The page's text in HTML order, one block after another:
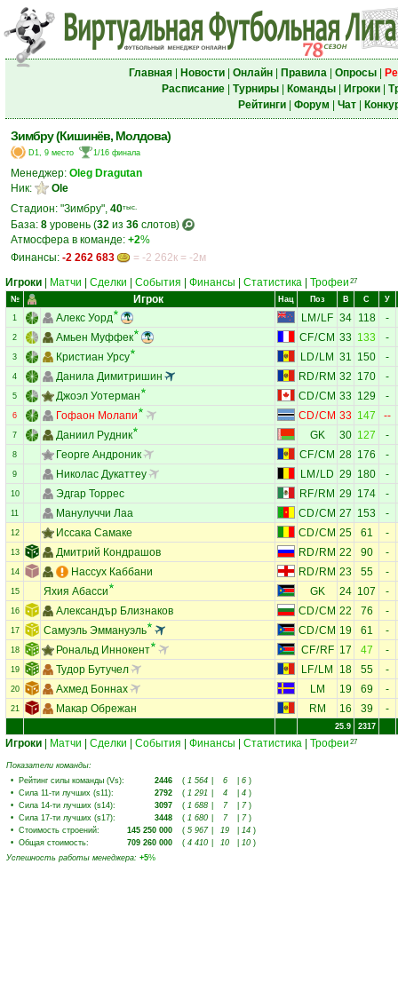
Главная| Новости| Онлайн| Правила| Опросы|
Расписание| Турниры| Команды| Игроки|
Рейтинги| Форум Чат|
Зимбру (Кишинёв, Молдова)
D1, 9 место 1/16 финала
Менеджер: Oleg Dragutan
Ник:
Ole
Стадион: "Зимбру", 40тыс.
База: 8 уровень (32 из 36 слотов)
Атмосфера в команде: +2%
Финансы: -2 262 683
= -2 262к = -2м
Игроки
Матчи Сделки События Финансы Статистика Трофеи 27
№ Игрок Нац Поз В С У
1 Алекс Уорд LM / LF 34 118 -
2 Амьен Муффек CF/CM 33 133 -
3 Кристиан Урсу LD/ LM 31 150 -
4 Данила Димитришин RD/ RM 32 170 -
5 Джоэл Уотерман CD/CM 33 129 -
6 Гофаон Молапи CD/CM 33 147 --
7 Даниил Рудник GK 30 127 -
8 Георге Андроник CF/CM 28 176 -
9 Николас Дукаттеу LM / LD 29 180 -
10 Эдгар Торрес RF/ RM 29 174 -
11 Манулуччи Лаа CD/CM 27 153 -
12 Иссака Самаке CD/CM 25 61 -
13 Дмитрий Кондрашов RD/ RM 22 90 -
14 Нассух Каббани RD/ RM 23 55 -
15 Яхия Абасси GK 24 107 -
16 Александър Близнаков CD/CM 22 76 -
17 Самуэль Эммануэль CD/CM 19 61 -
18 Рональд Иннокент CF/RF 17 47 -
19 Тудор Бутучел LF/ LM 18 55 -
20 Ахмед Боннах LM 19 69 -
21 Макар Обрежан RM 16 39 -
25.9 2317
Игроки Матчи Сделки События Финансы Статистика Трофеи 27
Показатели команды:
• Рейтинг силы команды (Vs): 2446 ( 1 564 6 6 )
• Сила 11-ти лучших (s11): 2792 ( 1 291 4 4 )
• Сила 14-ти лучших (s14): 3097 ( 1 688 7 7)
• Сила 17-ти лучших (s17): 3448 ( 1 680 7 7)
• Стоимость строений: 145 250 000 ( 5 967 19 14 )
• Общая стоимость: 709 260 000 ( 4 410 10 10 )
Успешность работы менеджера: +5%